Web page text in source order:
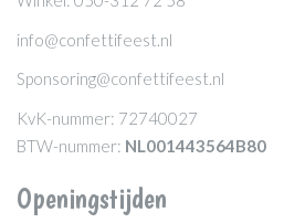
info@confettifeest.nl
Sponsoring@confettifeest.nl
KvK-nummer: 72740027
BTW-nummer: NL001443564B80
Openingstijden